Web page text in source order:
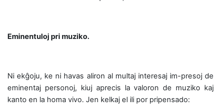
Eminentuloj pri muziko.
Ni ekĝoju, ke ni havas aliron al multaj interesaj im-presoj de
eminentaj personoj, kiuj aprecis la valoron de muziko kaj
kanto en la homa vivo. Jen kelkaj el ili por pripensado: